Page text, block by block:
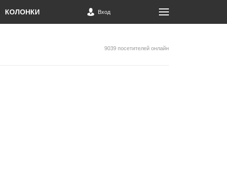
КОЛОНКИ Вход
9039 посетителей онлайн